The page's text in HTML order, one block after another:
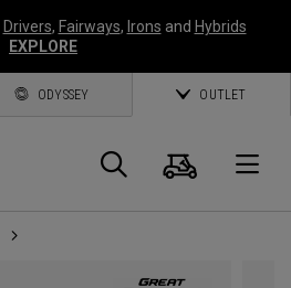
Drivers, Fairways, Irons and Hybrids
EXPLORE
ODYSSEY OUTLET
Panier